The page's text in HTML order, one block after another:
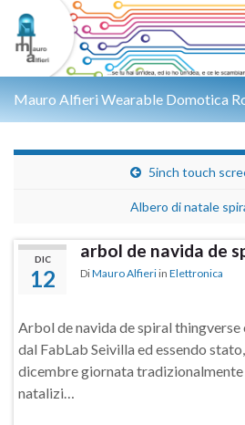
Mauro Alfieri Wearable Domotica
5inch touch
Albero di natale
DIC
12
arbol de navida de
DiMauro Alfieri in Elettronica
Arbol de navida de spiral
dal FabLab Seivilla ed essendo
dicembre giornata
natalizi…